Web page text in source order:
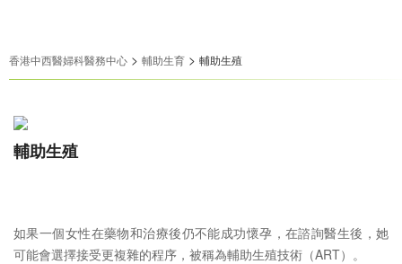
香港中西醫婦科醫務中心 > 輔助生育 > 輔助生殖
輔助生殖
如果一個女性在藥物和治療後仍不能成功懷孕，在諮詢醫生後，她
可能會選擇接受更複雜的程序，被稱為輔助生殖技術（ART）。